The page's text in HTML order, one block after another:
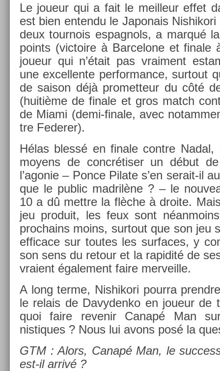
Le joueur qui a fait le meil­leur effet
est bien en­ten­du le Japonais Nis­hikori
deux tour­nois es­pagnols, a marqué
points (vic­toire à Bar­celone et fin­ale
joueur qui n’était pas vrai­ment
une ex­cel­lente per­for­mance, sur­tout
de saison déjà pro­met­teur du côté
(huitième de fin­ale et gros match
de Miami (demi-finale, avec
tre Feder­er).
Hélas blessé en fin­ale con­tre Nadal,
moyens de concrétiser un début
l’agonie – Ponce Pilate s’en serait-il
que le pub­lic mad­rilène ? – le
10 a dû mettre la flèche à droite.
jeu pro­duit, les feux sont
pro­chains moins, sur­tout que son jeu
ef­ficace sur toutes les sur­faces, y
son sens du re­tour et la rapidité de
vraient égale­ment faire mer­veil­le.
A long terme, Nis­hikori pour­ra
le re­lais de Davyden­ko en joueur de
quoi faire re­venir Canapé Man
nistiques ? Nous lui avons posé la
GTM : Alors, Canapé Man, le
est-il arrivé ?